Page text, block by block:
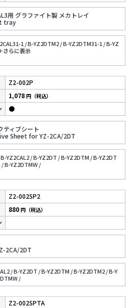
用 グラファイト製 メカトレイ
tray
1 /B-YZ2DTM2 /B-YZ2DTM31-1 /B-YZ
さらに表⽰
Z2-002P
ティブシート
Sheet for YZ-2CA/2DT
1,078円（税込）
●
B-YZ2CAL2 /B-YZ2DT /B-YZ2DTM /B-YZ2DT
/B-YZ2DTMW /
Z2-002SP2
2CA/2DT
880円（税込）
/B-YZ2DT /B-YZ2DTM /B-YZ2DTM2 /B-Y
/
Z2-002SPTA